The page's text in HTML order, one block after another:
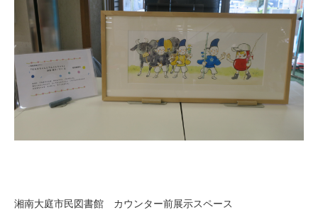
湘南大庭市民図書館 カウンター前展示スペース